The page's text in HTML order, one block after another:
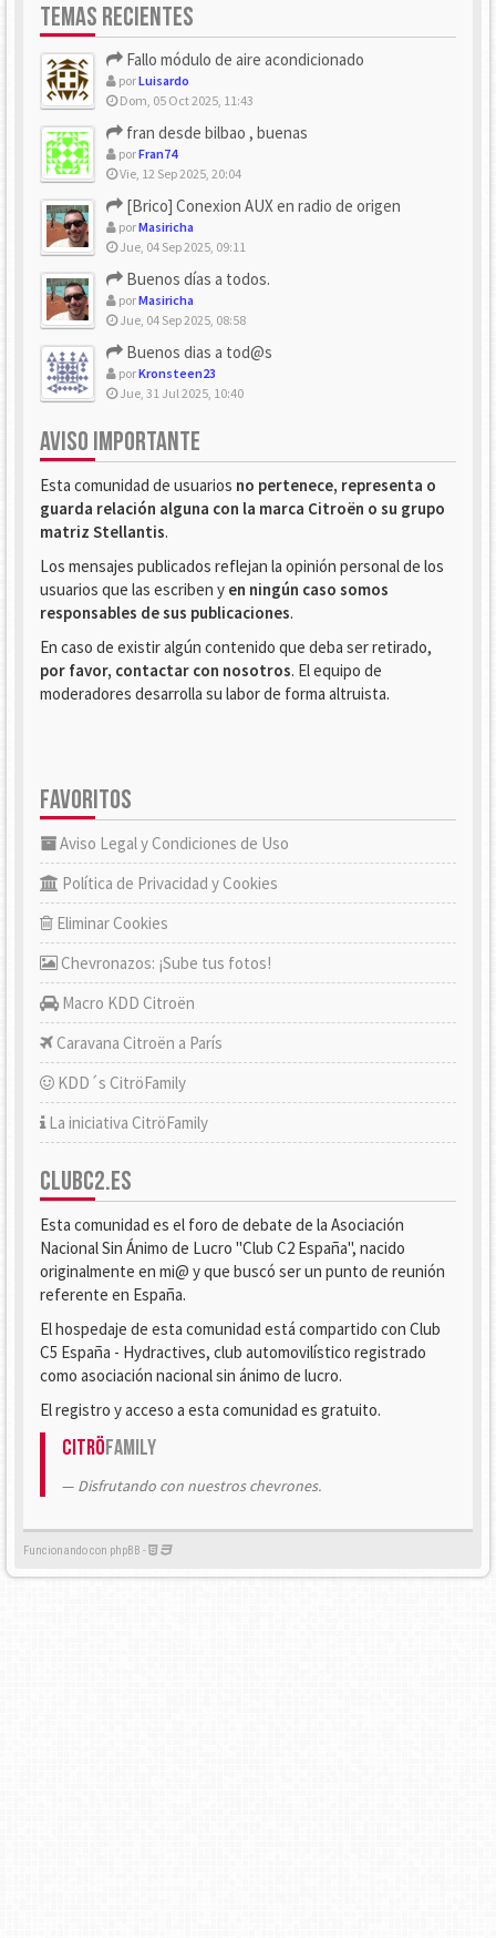
TEMAS RECIENTES
Fallo módulo de aire acondicionado
porLuisardo
Dom, 05 Oct 2025, 11:43
fran desde bilbao , buenas
porFran74
Vie, 12 Sep 2025, 20:04
[Brico] Conexion AUX en radio de origen
porMasiricha
Jue, 04 Sep 2025, 09:11
Buenos días a todos.
porMasiricha
Jue, 04 Sep 2025, 08:58
Buenos dias a tod@s
porKronsteen23
Jue, 31 Jul 2025, 10:40
AVISO IMPORTANTE
Esta comunidad de usuarios no pertenece, representa o
guarda relación alguna con la marca Citroën o su grupo
matriz Stellantis.
Los mensajes publicados reflejan la opinión personal de los
usuarios que las escriben y en ningún caso somos
responsables de sus publicaciones.
En caso de existir algún contenido que deba ser retirado,
por favor, contactar con nosotros. El equipo de
moderadores desarrolla su labor de forma altruista.
FAVORITOS
Aviso Legal y Condiciones de Uso
Política de Privacidad y Cookies
Eliminar Cookies
Chevronazos: ¡Sube tus fotos!
Macro KDD Citroën
Caravana Citroën a París
KDD´s CitröFamily
La iniciativa CitröFamily
CLUBC2.ES
Esta comunidad es el foro de debate de la Asociación
Nacional Sin Ánimo de Lucro "Club C2 España", nacido
originalmente en mi@ y que buscó ser un punto de reunión
referente en España.
El hospedaje de esta comunidad está compartido con Club
C5 España - Hydractives, club automovilístico registrado
como asociación nacional sin ánimo de lucro.
El registro y acceso a esta comunidad es gratuito.
CitröFamily
Disfrutando con nuestros chevrones.
Funcionando con phpBB -